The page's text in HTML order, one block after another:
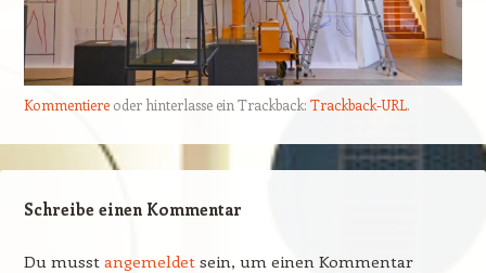
Kommentiereoder hinterlasse ein Trackback: Trackback-URL.
Schreibe einen Kommentar
Du musst angemeldet sein, um einen Kommentar